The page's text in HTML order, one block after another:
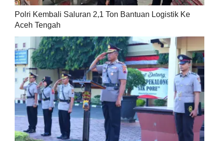
Polri Kembali Saluran 2,1 Ton Bantuan Logistik Ke
Aceh Tengah